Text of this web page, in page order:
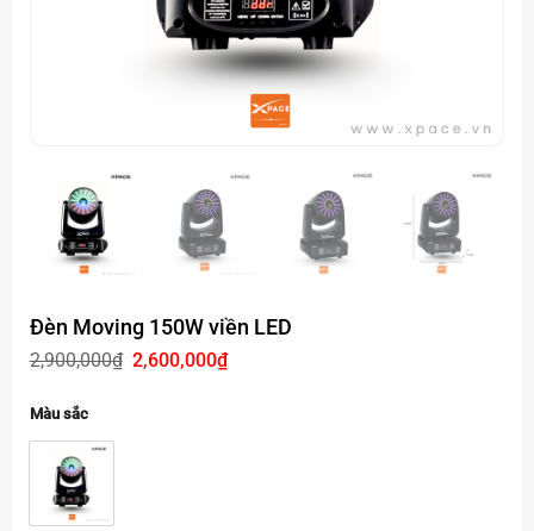
Đèn Moving 150W viền LED
2,900,000₫ Giá
2,600,000₫Giá
hiện
Màu sắc